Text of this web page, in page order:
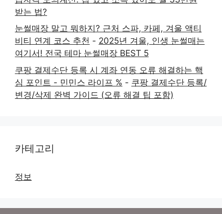
받는 법?
눈썰매장 말고 뭐하지? 근처 스파, 카페, 겨울 액티
비티 연계 코스 추천 - 2025년 겨울, 인생 눈썰매는
여기서! 전국 테마 눈썰매장 BEST 5
쿠팡 결제수단 등록 시 계좌 연동 오류 해결하는 핵
심 포인트 - 민민스 라이프 % - 쿠팡 결제수단 등록/
변경/삭제 완벽 가이드 (오류 해결 팁 포함)
카테고리
정보